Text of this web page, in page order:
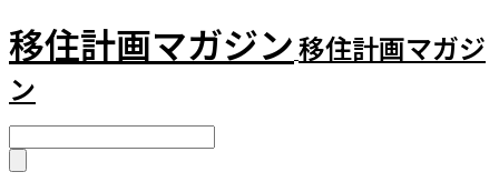
移住計画マガジン移住計画マガジ
ン